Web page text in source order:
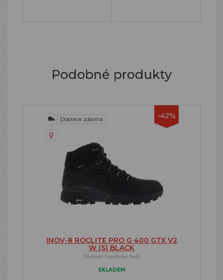
Podobné produkty
-42%
Doprava zdarma
INOV-8 ROCLITE PRO G 400 GTX V2
W (S) BLACK
Dámské turistické boty
SKLADEM